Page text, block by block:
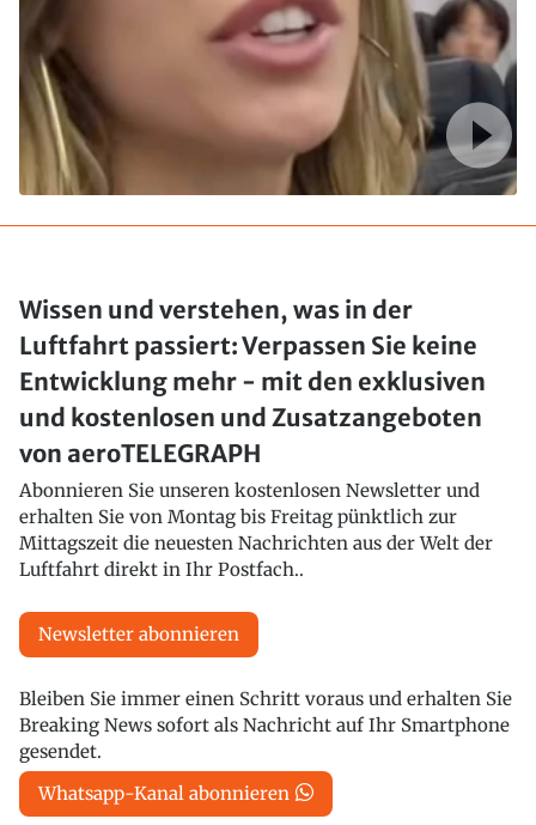
Wissen und verstehen, was in der
Luftfahrt passiert: Verpassen Sie keine
Entwicklung mehr - mit den exklusiven
und kostenlosen und Zusatzangeboten
von aeroTELEGRAPH
Abonnieren Sie unseren kostenlosen Newsletter und
erhalten Sie von Montag bis Freitag pünktlich zur
Mittagszeit die neuesten Nachrichten aus der Welt der
Luftfahrt direkt in Ihr Postfach..
Newsletter abonnieren
Bleiben Sie immer einen Schritt voraus und erhalten Sie
Breaking News sofort als Nachricht auf Ihr Smartphone
gesendet.
Whatsapp-Kanal abonnieren